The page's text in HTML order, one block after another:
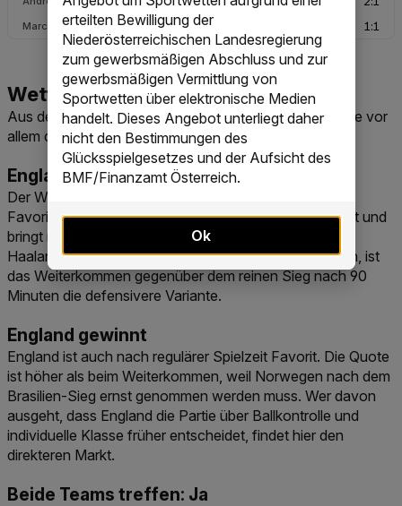
erteilten Bewilligung der
Niederösterreichischen Landesregierung
zum gewerbsmäßigen Abschluss und zur
gewerbsmäßigen Vermittlung von
Sportwetten über elektronische Medien
handelt. Dieses Angebot unterliegt daher
nicht den Bestimmungen des
Glücksspielgesetzes und der Aufsicht des
BMF/Finanzamt Österreich.
Ok
Aus den aktuellen Quoten ergeben sich für deine Wette vor
allem diese Märkte:
England setzt sich durch
Der Weiterkommen-Markt ist die naheliegende
Favoritenwette. England ist qualitativ breiter aufgestellt und
bringt mehr Turniererfahrung mit. Da Norwegen über
Haaland aber jederzeit ein enges Spiel erzwingen kann, ist
das Weiterkommen gegenüber dem reinen Sieg nach 90
Minuten die defensivere Variante.
England gewinnt
England ist auch nach regulärer Spielzeit Favorit. Die Quote
ist höher als beim Weiterkommen, weil Norwegen nach dem
Brasilien-Sieg ernst genommen werden muss. Wer davon
ausgeht, dass England die Partie über Ballkontrolle und
individuelle Klasse früher entscheidet, findet hier den
direkteren Markt.
Beide Teams treffen: Ja